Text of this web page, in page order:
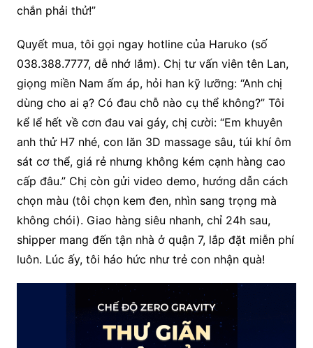
chắn phải thử!”
Quyết mua, tôi gọi ngay hotline của Haruko (số
038.388.7777, dễ nhớ lắm). Chị tư vấn viên tên Lan,
giọng miền Nam ấm áp, hỏi han kỹ lưỡng: “Anh chị
dùng cho ai ạ? Có đau chỗ nào cụ thể không?” Tôi
kể lể hết về cơn đau vai gáy, chị cười: “Em khuyên
anh thử H7 nhé, con lăn 3D massage sâu, túi khí ôm
sát cơ thể, giá rẻ nhưng không kém cạnh hàng cao
cấp đâu.” Chị còn gửi video demo, hướng dẫn cách
chọn màu (tôi chọn kem đen, nhìn sang trọng mà
không chói). Giao hàng siêu nhanh, chỉ 24h sau,
shipper mang đến tận nhà ở quận 7, lắp đặt miễn phí
luôn. Lúc ấy, tôi háo hức như trẻ con nhận quà!